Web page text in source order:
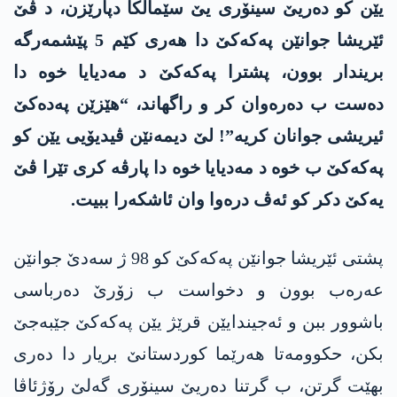
یێن کو دەریێ سینۆری یێ سێمالکا دپارێزن، د ڤێ
ئێریشا جوانێن پەکەکێ دا هەری کێم 5 پێشمەرگە
بریندار بوون، پشترا پەکەکێ د مەدیایا خوە دا
دەست ب دەرەوان کر و راگهاند، “هێزێن پەدەکێ
ئیریشی جوانان کریە”! لێ دیمەنێن ڤیدیۆیی یێن کو
پەکەکێ ب خوە د مەدیایا خوە دا پارڤە کری تێرا ڤێ
یەکێ دکر کو ئەڤ درەوا وان ئاشکەرا ببیت.
پشتی ئێریشا جوانێن پەکەکێ کو 98 ژ سەدێ جوانێن
عەرەب بوون و دخواست ب زۆرێ دەرباسی
باشوور ببن و ئەجیندایێن قرێژ یێن پەکەکێ جێبەجێ
بکن، حکوومەتا هەرێما کوردستانێ بریار دا دەری
بهێت گرتن، ب گرتنا دەریێ سینۆری گەلێ رۆژئاڤا